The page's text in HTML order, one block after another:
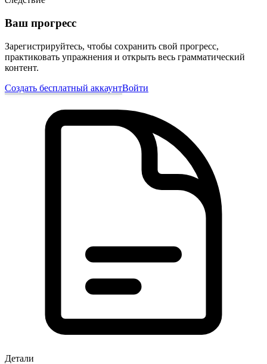
Ваш прогресс
Зарегистрируйтесь, чтобы сохранить свой прогресс,
практиковать упражнения и открыть весь грамматический
контент.
Создать бесплатный аккаунтВойти
Детали